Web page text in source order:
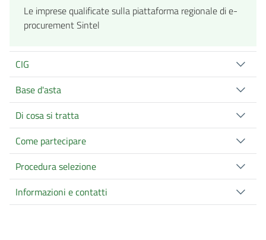
Le imprese qualificate sulla piattaforma regionale di e-
procurement Sintel
CIG
Base d'asta
Di cosa si tratta
Come partecipare
Procedura selezione
Informazioni e contatti